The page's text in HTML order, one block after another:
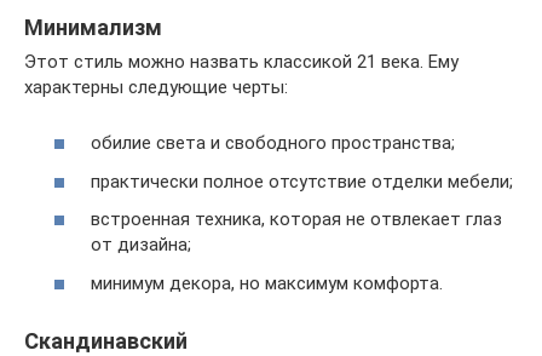
Минимализм
Этот стиль можно назвать классикой 21 века. Ему
характерны следующие черты:
обилие света и свободного пространства;
практически полное отсутствие отделки мебели;
встроенная техника, которая не отвлекает глаз
от дизайна;
минимум декора, но максимум комфорта.
Скандинавский